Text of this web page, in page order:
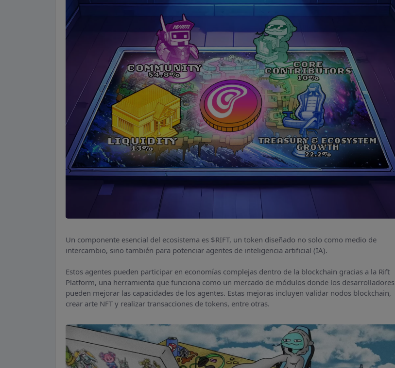
Un componente esencial del ecosistema es $RIFT, un token diseñado no solo como medio de
intercambio, sino también para potenciar agentes de inteligencia artificial (IA).
Estos agentes pueden participar en economías complejas dentro de la blockchain gracias a la Rift
Platform, una herramienta que funciona como un mercado de módulos donde los desarrolladores
pueden mejorar las capacidades de los agentes. Estas mejoras incluyen validar nodos blockchain,
crear arte NFT y realizar transacciones de tokens, entre otras.